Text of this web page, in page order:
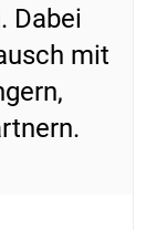
Dabei
mit